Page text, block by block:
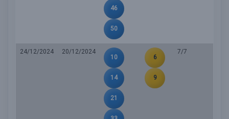
46
50
24/12/2024
20/12/2024
10
14
21
6
9
7/7